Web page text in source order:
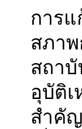
การ
สภา
สถา
อุบัติเ
สำคั